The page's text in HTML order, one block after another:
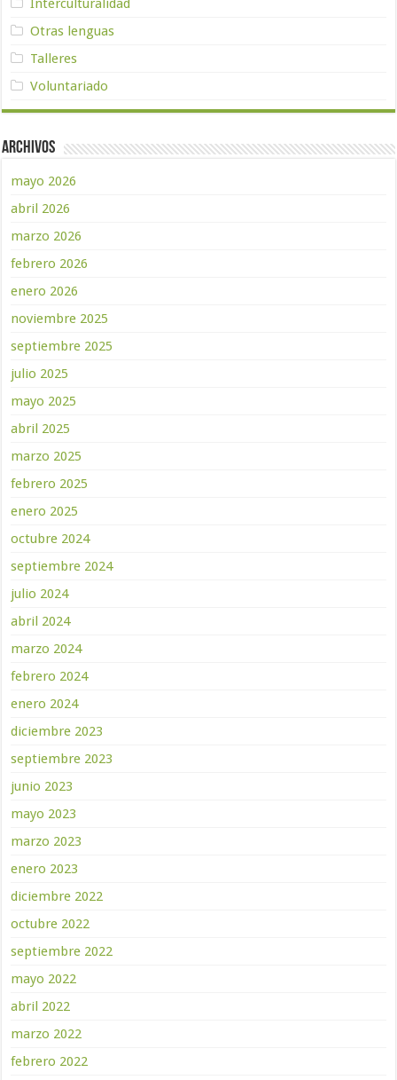
Interculturalidad
Otras lenguas
Talleres
Voluntariado
Archivos
mayo 2026
abril 2026
marzo 2026
febrero 2026
enero 2026
noviembre 2025
septiembre 2025
julio 2025
mayo 2025
abril 2025
marzo 2025
febrero 2025
enero 2025
octubre 2024
septiembre 2024
julio 2024
abril 2024
marzo 2024
febrero 2024
enero 2024
diciembre 2023
septiembre 2023
junio 2023
mayo 2023
marzo 2023
enero 2023
diciembre 2022
octubre 2022
septiembre 2022
mayo 2022
abril 2022
marzo 2022
febrero 2022